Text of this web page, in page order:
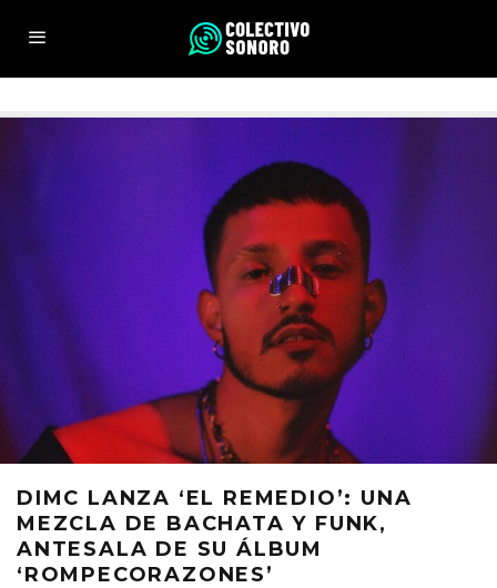
DIMC LANZA ‘EL REMEDIO’: UNA
MEZCLA DE BACHATA Y FUNK,
ANTESALA DE SU ÁLBUM
‘ROMPECORAZONES’